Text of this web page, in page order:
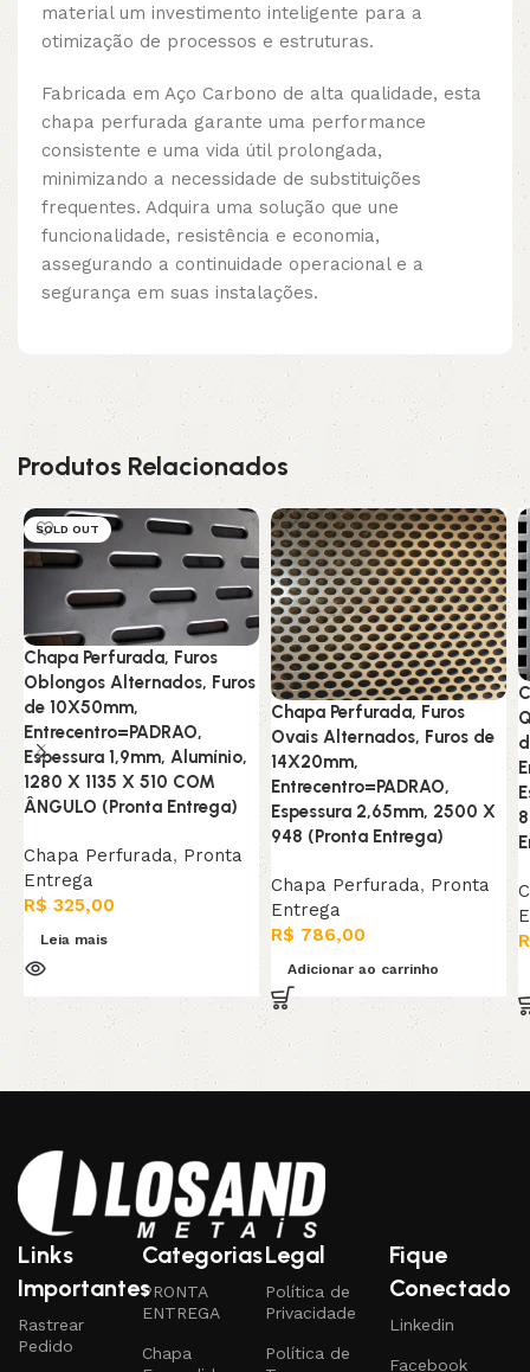
material um investimento inteligente para a
otimização de processos e estruturas.
Fabricada em Aço Carbono de alta qualidade, esta
chapa perfurada garante uma performance
consistente e uma vida útil prolongada,
minimizando a necessidade de substituições
frequentes. Adquira uma solução que une
funcionalidade, resistência e economia,
assegurando a continuidade operacional e a
segurança em suas instalações.
Produtos Relacionados
SOLD OUT
Chapa Perfurada, Furos
Oblongos Alternados, Furos
de 10X50mm,
Entrecentro=PADRAO,
Espessura 1,9mm, Alumínio,
1280 X 1135 X 510 COM
ÂNGULO (Pronta Entrega)
Chapa Perfurada, Pronta
Entrega
R$ 325,00
Leia mais
Chapa Perfurada, Furos
Ovais Alternados, Furos de
14X20mm,
Entrecentro=PADRAO,
Espessura 2,65mm, 2500 X
948 (Pronta Entrega)
Chapa Perfurada, Pronta
Entrega
R$ 786,00
Adicionar ao carrinho
Links
Importantes
Rastrear
Pedido
Categorias
PRONTA
ENTREGA
Chapa
Legal
Política de
Privacidade
Política de
Fique
Conectado
Linkedin
Facebook